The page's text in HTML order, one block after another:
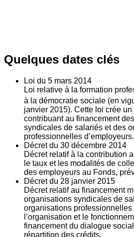
Quelques dates clés
Loi du 5 mars 2014
Loi relative à la formation
à la démocratie sociale (en
janvier 2015). Cette loi crée
contribuant au financement
syndicales de salariés et des
professionnelles d’employeurs.
Décret du 30 décembre 2014
Décret relatif à la contribution
le taux et les modalités de
des employeurs au Fonds,
Décret du 28 janvier 2015
Décret relatif au financement
organisations syndicales de
organisations professionnelles
l’organisation et le
financement du dialogue
répartition des crédits.